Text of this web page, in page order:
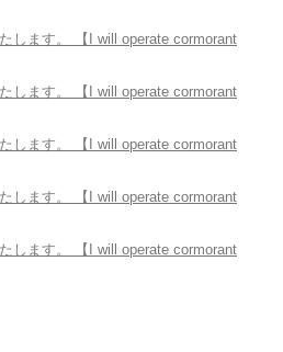
します。 【I will operate cormorant
します。 【I will operate cormorant
します。 【I will operate cormorant
します。 【I will operate cormorant
します。 【I will operate cormorant